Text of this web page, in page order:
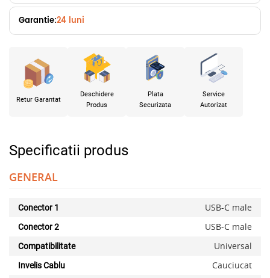
Garantie:24 luni
Retur Garantat
Deschidere
Produs
Plata
Securizata
Service
Autorizat
Specificatii produs
GENERAL
Conector 1 USB-C male
Conector 2 USB-C male
Compatibilitate Universal
Invelis Cablu Cauciucat